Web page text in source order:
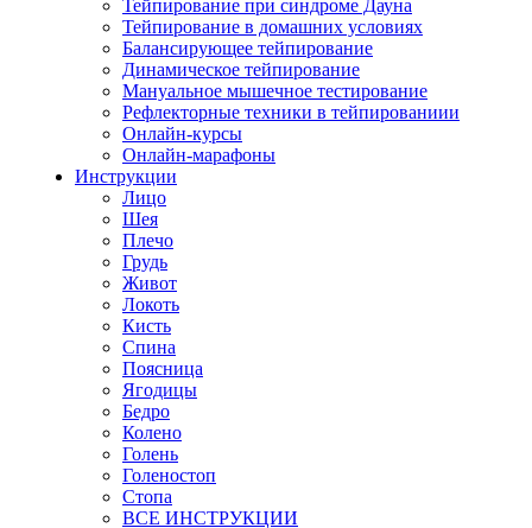
Тейпирование при синдроме Дауна
Тейпирование в домашних условиях
Балансирующее тейпирование
Динамическое тейпирование
Мануальное мышечное тестирование
Рефлекторные техники в тейпированиии
Онлайн-курсы
Онлайн-марафоны
Инструкции
Лицо
Шея
Плечо
Грудь
Живот
Локоть
Кисть
Спина
Поясница
Ягодицы
Бедро
Колено
Голень
Голеностоп
Стопа
ВСЕ ИНСТРУКЦИИ